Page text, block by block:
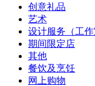
创意礼品
艺术
设计服务（工作
期间限定店
其他
餐饮及烹饪
网上购物